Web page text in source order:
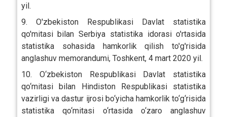
yil.
9. O'zbekiston Respublikasi Davlat statistika
qo'mitasi bilan Serbiya statistika idorasi o'rtasida
statistika sohasida hamkorlik qilish to'g'risida
anglashuv memorandumi, Toshkent, 4 mart 2020 yil.
10. O‘zbekiston Respublikasi Davlat statistika
qo‘mitasi bilan Hindiston Respublikasi statistika
vazirligi va dastur ijrosi bo‘yicha hamkorlik to‘g‘risida
statistika qo‘mitasi o‘rtasida o‘zaro anglashuv